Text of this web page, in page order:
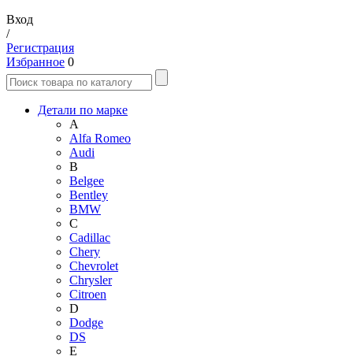
Вход
/
Регистрация
Избранное 0
Детали по марке
A
Alfa Romeo
Audi
B
Belgee
Bentley
BMW
C
Cadillac
Chery
Chevrolet
Chrysler
Citroen
D
Dodge
DS
E